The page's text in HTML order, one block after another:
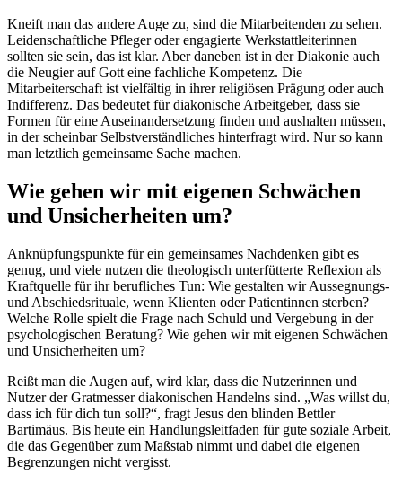
Kneift man das andere Auge zu, sind die Mitarbeitenden zu sehen.
Leidenschaftliche Pfleger oder engagierte Werkstattleiterinnen
sollten sie sein, das ist klar. Aber daneben ist in der Diakonie auch
die Neugier auf Gott eine fachliche Kompetenz. Die
Mitarbeiterschaft ist vielfältig in ihrer religiösen Prägung oder auch
Indifferenz. Das bedeutet für diakonische Arbeitgeber, dass sie
Formen für eine Auseinandersetzung finden und aushalten müssen,
in der scheinbar Selbstverständliches hinterfragt wird. Nur so kann
man letztlich gemeinsame Sache machen.
Wie gehen wir mit eigenen Schwächen
und Unsicherheiten um?
Anknüpfungspunkte für ein gemeinsames Nachdenken gibt es
genug, und viele nutzen die theologisch unterfütterte Reflexion als
Kraftquelle für ihr berufliches Tun: Wie gestalten wir Aussegnungs-
und Abschiedsrituale, wenn Klienten oder Patientinnen sterben?
Welche Rolle spielt die Frage nach Schuld und Vergebung in der
psychologischen Beratung? Wie gehen wir mit eigenen Schwächen
und Unsicherheiten um?
Reißt man die Augen auf, wird klar, dass die Nutzerinnen und
Nutzer der Gratmesser diakonischen Handelns sind. „Was willst du,
dass ich für dich tun soll?“, fragt Jesus den blinden Bettler
Bartimäus. Bis heute ein Handlungsleitfaden für gute soziale Arbeit,
die das Gegenüber zum Maßstab nimmt und dabei die eigenen
Begrenzungen nicht vergisst.